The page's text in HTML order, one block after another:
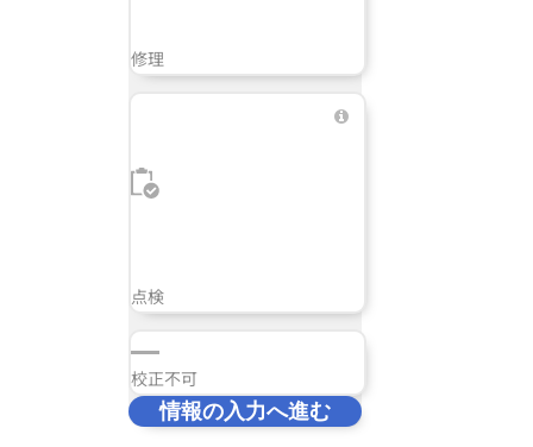
修理
点検
校正不可
情報の入力へ進む